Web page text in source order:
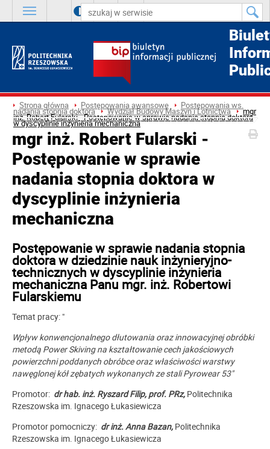
A A A
Strona główna Postępowania awansowe Postępowania ws.
nadania stopnia doktora Wydział Budowy Maszyn i Lotnictwa mgr
inż. Robert Fularski - Postępowanie w sprawie nadania stopnia doktora
w dyscyplinie inżynieria mechaniczna
mgr inż. Robert Fularski -
Postępowanie w sprawie
nadania stopnia doktora w
dyscyplinie inżynieria
mechaniczna
Postępowanie w sprawie nadania stopnia
doktora w dziedzinie nauk inżynieryjno-
technicznych w dyscyplinie inżynieria
mechaniczna Panu mgr. inż. Robertowi
Fularskiemu
Temat pracy: "
Wpływ konwencjonalnego dłutowania oraz innowacyjnej obróbki
metodą Power Skiving na kształtowanie cech jakościowych
powierzchni poddanych obróbce oraz właściwości warstwy
nawęglonej kół zębatych wykonanych ze stali Pyrowear 53"
Promotor: dr hab. inż. Ryszard Filip, prof. PRz, Politechnika
Rzeszowska im. Ignacego Łukasiewicza
Promotor pomocniczy: dr inż.Anna Bazan, Politechnika
Rzeszowska im. Ignacego Łukasiewicza